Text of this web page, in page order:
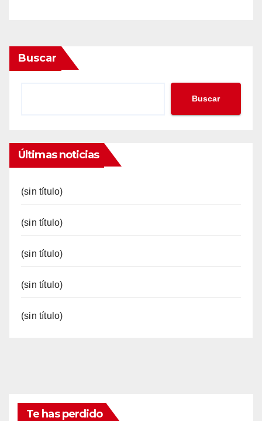
Buscar
Buscar
Últimas noticias
(sin título)
(sin título)
(sin título)
(sin título)
(sin título)
Te has perdido